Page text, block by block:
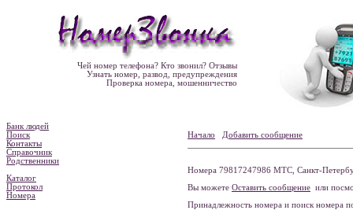
Чей номер телефона? Кто звонил? Отзывы
Узнать номер, развод, предупреждения
Проверка номера, мошенничество
Банк людей
Поиск
Контакты
Справочник
Родственники
Каталог
Протокол
Номера
Начало Добавить сообщение
Номера 79817247986 МТС, Санкт-
Вы можете Оставить сообщение или
Принадлежность номера и поиск номера